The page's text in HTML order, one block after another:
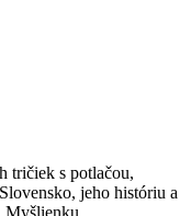
tričiek s potlačou,
jeho históriu a